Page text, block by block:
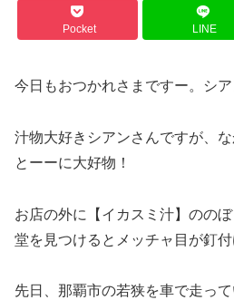
Pocket LINE
今日もおつかれさまですー。シア
汁物大好きシアンさんですが、
とーーに大好物！
お店の外に【イカスミ汁】のの
堂を見つけるとメッチャ目が釘付
先日、那覇市の若狭を車で走っ